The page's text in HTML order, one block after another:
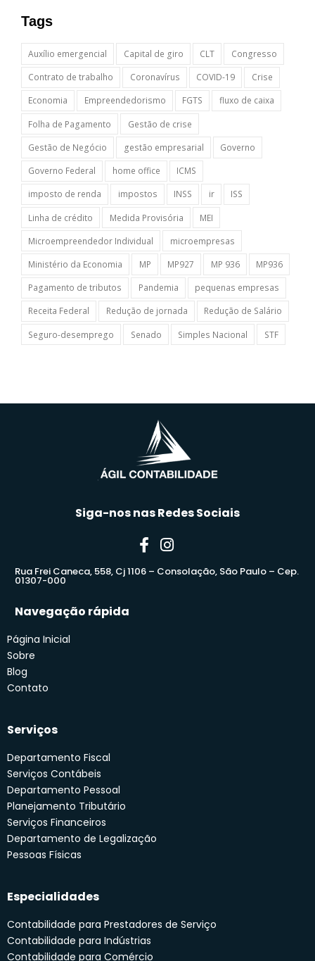
Tags
Auxílio emergencial Capital de giro CLT
Congresso
Contrato de trabalho
Coronavírus COVID-19
Crise
Economia
Empreendedorismo FGTS
fluxo de caixa
Folha de Pagamento
Gestão de crise
Gestão de Negócio
gestão empresarial
Governo
Governo Federal
home office
ICMS
imposto de renda
impostos INSS ir
ISS
Linha de crédito
Medida Provisória
MEI
Microempreendedor Individual
microempresas
Ministério da Economia
MP MP927 MP 936
MP936
Pagamento de tributos
Pandemia
pequenas empresas
Receita Federal
Redução de jornada
Redução de Salário
Seguro-desemprego
Senado Simples Nacional STF
Siga-nos nas Redes Sociais
Rua Frei Caneca, 558, Cj 1106 – Consolação, São Paulo – Cep.
01307-000
Navegação rápida
Página Inicial
Sobre
Blog
Contato
Serviços
Departamento Fiscal
Serviços Contábeis
Departamento Pessoal
Planejamento Tributário
Serviços Financeiros
Departamento de Legalização
Pessoas Físicas
Especialidades
Contabilidade para Prestadores de Serviço
Contabilidade para Indústrias
Contabilidade para Comércio